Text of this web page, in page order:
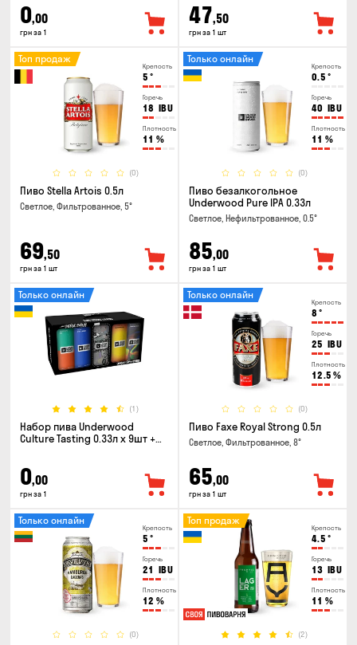
0,00
грн за 1
47,50
грн за 1 шт
Крепость
5 °
Горечь
18 IBU
Плотность
11 %
(0)
Топ продаж
Пиво Stella Artois 0.5л
Светлое, Фильтрованное, 5°
69,50
грн за 1 шт
Крепость
0.5 °
Горечь
40 IBU
Плотность
11 %
(0)
Только онлайн
Пиво безалкогольное
Underwood Pure IPA 0.33л
Светлое, Нефильтрованное, 0.5°
85,00
грн за 1 шт
(1)
Только онлайн
Набор пива Underwood
Culture Tasting 0.33л x 9шт +
0,00
грн за 1
Крепость
8 °
Горечь
25 IBU
Плотность
12.5 %
(0)
Только онлайн
Пиво Faxe Royal Strong 0.5л
Светлое, Фильтрованное, 8°
65,00
грн за 1 шт
Крепость
5 °
Горечь
21 IBU
Плотность
12 %
(0)
Только онлайн
Крепость
4.5 °
Горечь
13 IBU
Плотность
11 %
(2)
Топ продаж